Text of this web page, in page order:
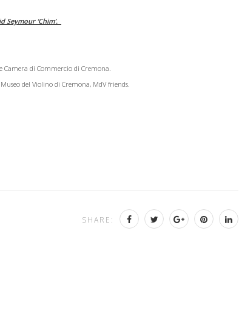
‘Chim’.
di Commercio di Cremona.
del Violino di Cremona, MdV friends.
SHARE: